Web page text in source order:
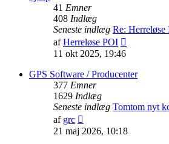
41 Emner
408 Indlæg
Seneste indlæg Re: Herreløse
afHerreløse POI
indlæg
11 okt 2025, 19:46
GPS Software / Producenter
377 Emner
1629 Indlæg
Seneste indlæg Tomtom nyt
af grc
det
21 maj 2026, 10:18